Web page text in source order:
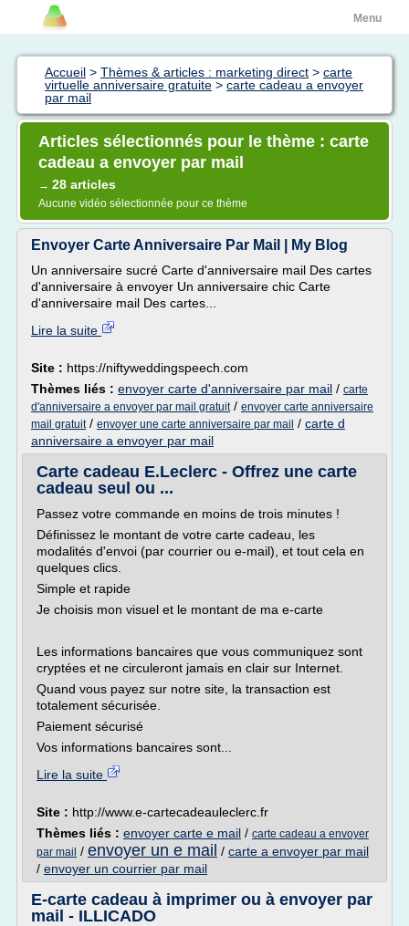
Menu
Accueil > Thèmes & articles : marketing direct > carte
virtuelle anniversaire gratuite > carte cadeau a envoyer
par mail
Articles sélectionnés pour le thème : carte
cadeau a envoyer par mail
→ 28 articles
Aucune vidéo sélectionnée pour ce thème
Envoyer Carte Anniversaire Par Mail | My Blog
Un anniversaire sucré Carte d'anniversaire mail Des cartes
d'anniversaire à envoyer Un anniversaire chic Carte
d'anniversaire mail Des cartes...
Lire la suite
Site : https://niftyweddingspeech.com
Thèmes liés : envoyer carte d'anniversaire par mail / carte
d'anniversaire a envoyer par mail gratuit/ envoyer carte anniversaire
mail gratuit/ envoyer une carte anniversaire par mail / carte d
anniversaire a envoyer par mail
Carte cadeau E.Leclerc - Offrez une carte
cadeau seul ou ...
Passez votre commande en moins de trois minutes !
Définissez le montant de votre carte cadeau, les
modalités d'envoi (par courrier ou e-mail), et tout cela en
quelques clics.
Simple et rapide
Je choisis mon visuel et le montant de ma e-carte
Les informations bancaires que vous communiquez sont
cryptées et ne circuleront jamais en clair sur Internet.
Quand vous payez sur notre site, la transaction est
totalement sécurisée.
Paiement sécurisé
Vos informations bancaires sont...
Lire la suite
Site : http://www.e-cartecadeauleclerc.fr
Thèmes liés : envoyer carte e mail / carte cadeau a envoyer
par mail / envoyer un e mail / carte a envoyer par mail
/ envoyer un courrier par mail
E-carte cadeau à imprimer ou à envoyer par
mail - ILLICADO